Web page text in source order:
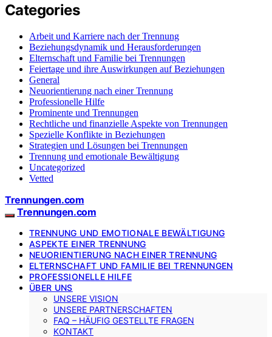
Categories
Arbeit und Karriere nach der Trennung
Beziehungsdynamik und Herausforderungen
Elternschaft und Familie bei Trennungen
Feiertage und ihre Auswirkungen auf Beziehungen
General
Neuorientierung nach einer Trennung
Professionelle Hilfe
Prominente und Trennungen
Rechtliche und finanzielle Aspekte von Trennungen
Spezielle Konflikte in Beziehungen
Strategien und Lösungen bei Trennungen
Trennung und emotionale Bewältigung
Uncategorized
Vetted
Trennungen.com
Trennungen.com
TRENNUNG UND EMOTIONALE BEWÄLTIGUNG
ASPEKTE EINER TRENNUNG
NEUORIENTIERUNG NACH EINER TRENNUNG
ELTERNSCHAFT UND FAMILIE BEI TRENNUNGEN
PROFESSIONELLE HILFE
ÜBER UNS
UNSERE VISION
UNSERE PARTNERSCHAFTEN
FAQ – HÄUFIG GESTELLTE FRAGEN
KONTAKT